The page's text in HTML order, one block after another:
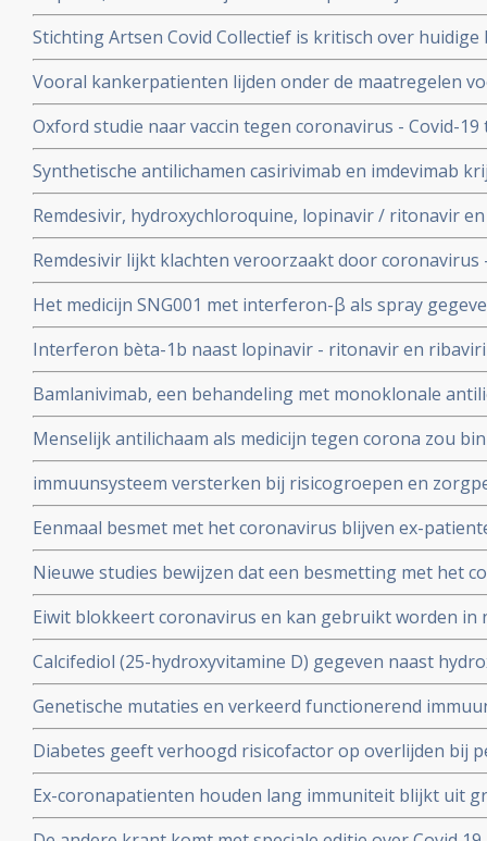
te behandelen geeft betere overleving bij ernstig zieke
procent versus 27 procent
Stichting Artsen Covid Collectief is kritisch over
het coronavirus - Covid-19 en pleit voor veel meer
Vooral kankerpatienten lijden onder de maatregelen
omdat hun behandelingen en diagnoses te lang
Oxford studie naar vaccin tegen coronavirus - Covid-
immuunrespons bij ouderen (55+), de groep met het
Synthetische antilichamen casirivimab en imdevimab
authorization (EUA) voor gebruik bij patienten besmet
met milde klachten
Remdesivir, hydroxychloroquine, lopinavir / ritonavir
geen effect als behandeling van patienten
coronabesmetting.
Remdesivir lijkt klachten veroorzaakt door coronavirus
maar is weinig bewijs voor.
Het medicijn SNG001 met interferon-β als spray
bij patienten besmet met het coronavirus - Covid-19
ziekenhuis.
Interferon bèta-1b naast lopinavir - ritonavir en
behandeling van patiënten met COVID-19 dan
Interferon bèta-1b
Bamlanivimab, een behandeling met monoklonale
met het coronavirus - Covid-19 krijgt toestemming van
uitstekende resultaten.
Menselijk antilichaam als medicijn tegen corona zou
kunnen leveren volgens onderzoekers van Erasmus MC
immuunsysteem versterken bij risicogroepen en
wachten op vaccin, aldus Immunoloog dr. Carla Peeters
Eenmaal besmet met het coronavirus blijven ex-
studie. Immuniteit voor Covid-19-infectie blijft
waarschijnlijk langer dan dat.
Nieuwe studies bewijzen dat een besmetting met het
langdurige immuniteit geeft door IgM en IgA
immuunsysteem
Eiwit blokkeert coronavirus en kan gebruikt worden in
mondkapje zou dan niet meer nodig zijn.
Calcifediol (25-hydroxyvitamine D) gegeven naast
in vroeg stadium van een behandeling voor COVID-
het aantal opnames op de intensive care-afdeling en
Genetische mutaties en verkeerd functionerend
interferon type 1 komt voor bij ca 10 tot 15 procent
Diabetes geeft verhoogd risicofactor op overlijden bij
coronavirus - COVID-19, zelfs na correctie voor
en relevante andere aandoeningen - comorbiditeit
Ex-coronapatienten houden lang immuniteit blijkt uit
procent van besmette personen had antistoffen en 44